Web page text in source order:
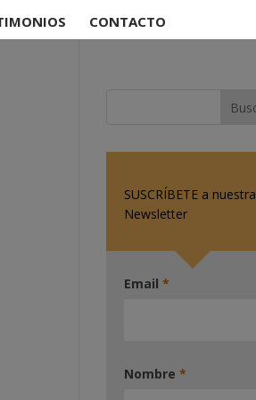
CONTACTO
SUSCRÍBETE a nuestra
Newsletter
Email*
Nombre*